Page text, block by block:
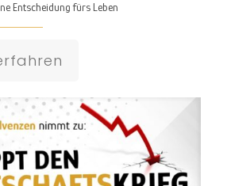
Entscheidung fürs Leben